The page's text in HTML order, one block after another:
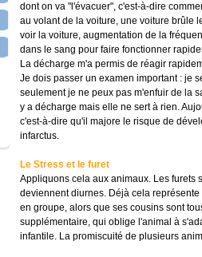
dont on va "l'évacuer", c'est-à-dire
au volant de la voiture, une voiture brûle
voir la voiture, augmentation de la
dans le sang pour faire fonctionner
La décharge m'a permis de réagir
Je dois passer un examen important : je
seulement je ne peux pas m'enfuir de la
y a décharge mais elle ne sert à rien.
c'est-à-dire qu'il majore le risque de
infarctus.
Le Stress et le furet
Appliquons cela aux animaux. Les furets
deviennent diurnes. Déjà cela
en groupe, alors que ses cousins sont
supplémentaire, qui oblige l'animal à
infantile. La promiscuité de plusieurs